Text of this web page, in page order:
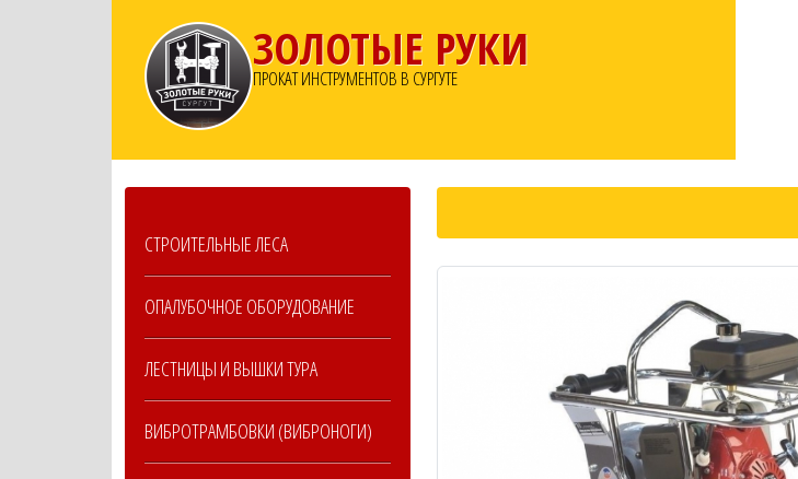
ЗОЛОТЫЕ РУКИ
ПРОКАТ ИНСТРУМЕНТОВ В СУРГУТЕ
СТРОИТЕЛЬНЫЕ ЛЕСА
ОПАЛУБОЧНОЕ ОБОРУДОВАНИЕ
ЛЕСТНИЦЫ И ВЫШКИ ТУРА
ВИБРОТРАМБОВКИ (ВИБРОНОГИ)